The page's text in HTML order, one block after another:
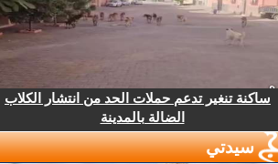
ساكنة تنغير تدعم حملات الحد من انتشار الكلاب
الضالة بالمدينة
سيدتي